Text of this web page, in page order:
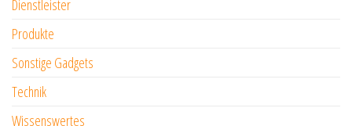
Dienstleister
Produkte
Sonstige Gadgets
Technik
Wissenswertes